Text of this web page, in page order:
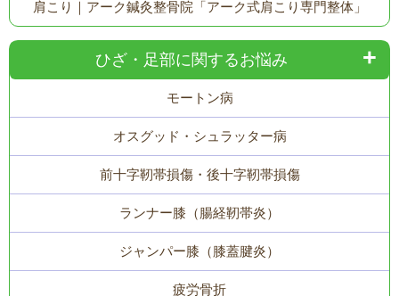
肩こり｜アーク鍼灸整骨院「アーク式肩こり専門整体」
ひざ・足部に関するお悩み
モートン病
オスグッド・シュラッター病
前十字靭帯損傷・後十字靭帯損傷
ランナー膝（腸経靭帯炎）
ジャンパー膝（膝蓋腱炎）
疲労骨折